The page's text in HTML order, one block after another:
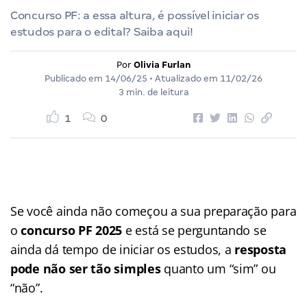
Concurso PF: a essa altura, é possível iniciar os
estudos para o edital? Saiba aqui!
Por Olivia Furlan
Publicado em 14/06/25 • Atualizado em 11/02/26
3 min. de leitura
1 0
Se você ainda não começou a sua preparação para
oconcurso PF 2025 e está se perguntando se
ainda dá tempo de iniciar os estudos, a resposta
pode não ser tão simplesquanto um “sim” ou
“não”.